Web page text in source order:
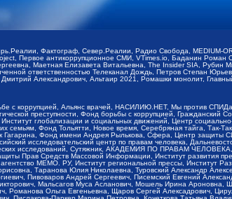
Фактограф, Север.Реалии, Радио Свобода, MEDIUM-
Первое антикоррупционное СМИ, VTimes.io, Баданин Роман
Маетная Елизавета Витальевна, The Insider SIA, Рубин
ответственностью Телеканал Дождь, Петров Степан
Александрович, Альтаир 2021, Ромашки монолит,
с коррупцией, Альянс врачей, НАСИЛИЮ.НЕТ, Мы против
преступности, Фонд борьбы с коррупцией, Гражданский
глобализации и социальных движений, Центр
Фонд Тольятти, Новое время, Серебряная тайга, Так-
Фонд имени Андрея Рылькова, Сфера, Центр защиты
исследовательский центр по правам человека,
исследований, Сутяжник, АКАДЕМИЯ ПО ПРАВАМ
Прав Средств Массовой Информации, Институт развития
МЕМО. РУ, Институт региональной прессы, Институт
Таранова Юлия Николаевна, Туровский Александр
Пивоваров Андрей Сергеевич, Писемский Евгений
Мальсагов Муса Асланович, Мошель Ирина Ароновна,
Ольга Евгеньевна, Щаров Сергей Алексадрович,